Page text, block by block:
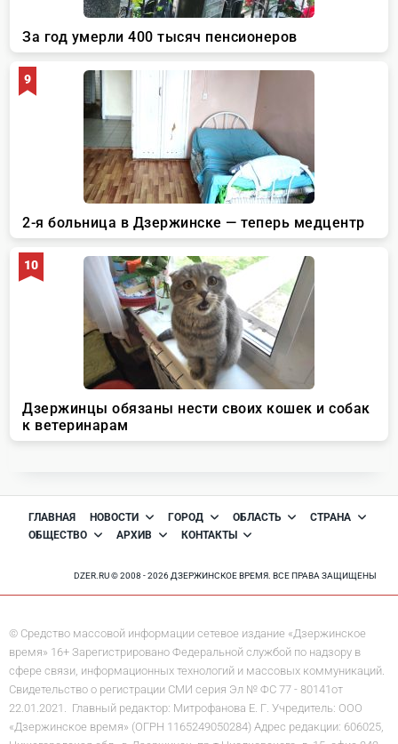
ГЛАВНАЯ НОВОСТИ ГОРОД ОБЛАСТЬ
СТРАНА
ОБЩЕСТВО
АРХИВ КОНТАКТЫ
DZER.RU © 2008 - 2026 ДЗЕРЖИНСКОЕ ВРЕМЯ. ВСЕ ПРАВА ЗАЩИЩЕНЫ
© Средство массовой информации сетевое издание «Дзержинское
время» 16+ Зарегистрировано Федеральной службой по надзору в
сфере связи, информационных технологий и массовых коммуникаций.
Свидетельство о регистрации СМИ серия Эл № ФС 77 - 80141от
22.01.2021. Главный редактор: Митрофанова Е. Г. Учредитель: ООО
«Дзержинское время» (ОГРН 1165249050284) Адрес редакции: 606025,